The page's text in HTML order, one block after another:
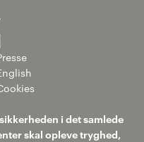
i det samlede
skal opleve tryghed,